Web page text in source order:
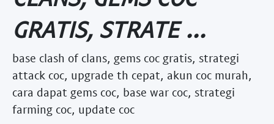
GRATIS, STRATE ...
base clash of clans, gems coc gratis, strategi
attack coc, upgrade th cepat, akun coc murah,
cara dapat gems coc, base war coc, strategi
farming coc, update coc